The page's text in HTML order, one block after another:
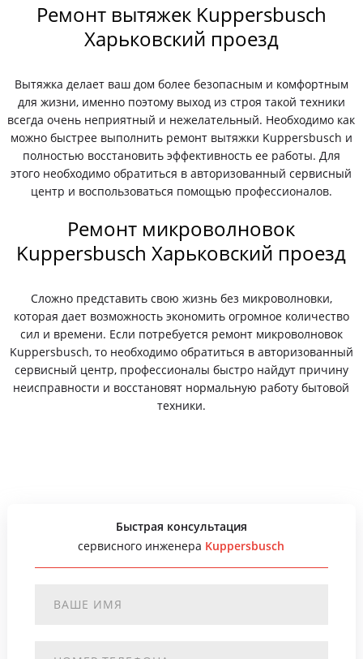
Ремонт вытяжек Kuppersbusch
Харьковский проезд
Вытяжка делает ваш дом более безопасным и комфортным
для жизни, именно поэтому выход из строя такой техники
всегда очень неприятный и нежелательный. Необходимо как
можно быстрее выполнить ремонт вытяжки Kuppersbusch и
полностью восстановить эффективность ее работы. Для
этого необходимо обратиться в авторизованный сервисный
центр и воспользоваться помощью профессионалов.
Ремонт микроволновок
Kuppersbusch Харьковский проезд
Сложно представить свою жизнь без микроволновки,
которая дает возможность экономить огромное количество
сил и времени. Если потребуется ремонт микроволновок
Kuppersbusch, то необходимо обратиться в авторизованный
сервисный центр, профессионалы быстро найдут причину
неисправности и восстановят нормальную работу бытовой
техники.
Быстрая консультация
сервисного инженера Kuppersbusch